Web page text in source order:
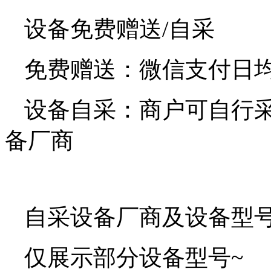
设备免费赠送/自采
免费赠送：微信支付日
设备自采：商户可自行
备厂商
自采设备厂商及设备型
仅展示部分设备型号~